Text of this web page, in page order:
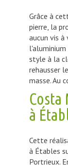
Grâce à
pierre, la
aucun vis à
l'aluminium
style à la
rehausser
masse. Au
à
Cette
à Étables
Portrieux.